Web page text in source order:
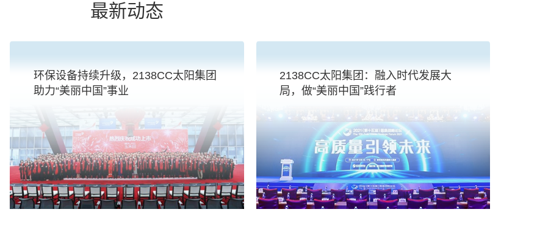
最新动态
环保设备持续升级，2138CC太阳集团
助力“美丽中国”事业
2138CC太阳集团：融入时代发展大
局，做“美丽中国”践行者